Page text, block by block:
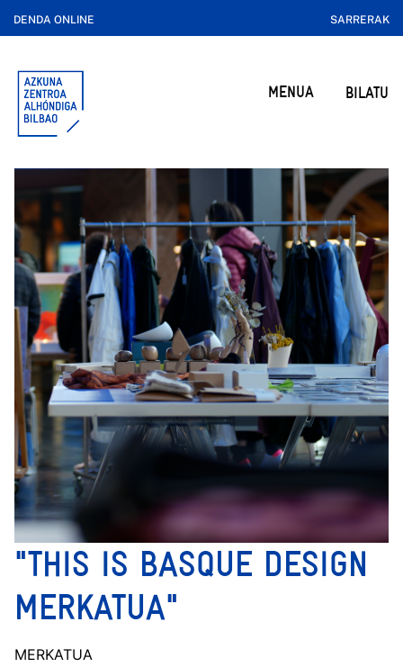
DENDA ONLINE SARRERAK
MENUA BILATU
"THIS IS BASQUE DESIGN
MERKATUA"
MERKATUA